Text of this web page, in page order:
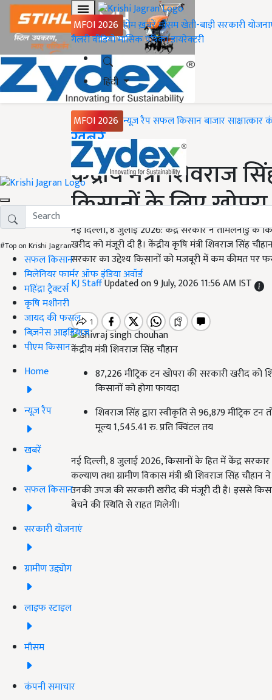
MFOI 2026 होमख़बरेंमौसमखेती-बाड़ीसरकारी
गैलरीवीडियोमासिक पत्रिकाडायरेक्टरी
हिंदी
MFOI 2026 न्यूज़ रैपसफल किसानबाजारसाक्षात्कार
#Top on Krishi Jagran
सफल किसान
मिलेनियर फार्मर ऑफ इंडिया अवॉर्ड
महिंद्रा ट्रैक्टर्स
कृषि मशीनरी
जायद की फसल
बिज़नेस आइडियाज
पीएम किसान
Home
न्यूज़ रैप
खबरें
सफल किसान
सरकारी योजनाएं
ग्रामीण उद्द्योग
लाइफ स्टाइल
मौसम
कंपनी समाचार
Home
ख़बरें
केंद्रीय मंत्री शिवराज
किसानों के लिए
नई दिल्ली, 8 जुलाई 2026: केंद्र सरकार ने तमिलनाडु के
खरीद को मंजूरी दी है। केंद्रीय कृषि मंत्री शिवराज सिंह
सरकार का उद्देश्य किसानों को मजबूरी में कम कीमत
KJ StaffUpdated on 9 July, 2026 11:56 AM IST
केंद्रीय मंत्री शिवराज सिंह चौहान
87,226 मीट्रिक टन खोपरा की सरकारी खरीद को
किसानों को होगा फायदा
शिवराज सिंह द्वारा स्वीकृति से 96,879 मीट्रिक
मूल्य 1,545.41 रु. प्रति क्विंटल तय
नई दिल्ली, 8 जुलाई 2026, किसानों के हित में केंद्र
कल्याण तथा ग्रामीण विकास मंत्री श्री शिवराज सिंह
उनकी उपज की सरकारी खरीद की मंजूरी दी है। इससे
बेचने की स्थिति से राहत मिलेगी।